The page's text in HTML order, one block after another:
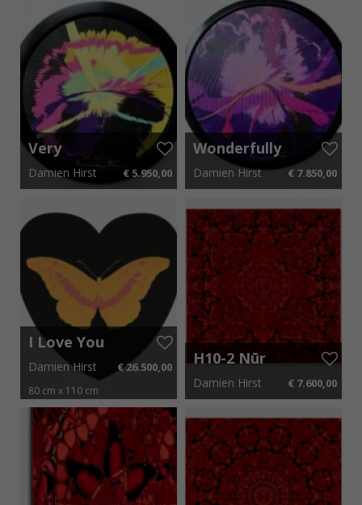
Very
Unacademic
utterly
Perfect
Supernova
Damien Hirst € 5.950,00
Wonderfully
Kindharted
Supernova
Damien Hirst € 7.850,00
I Love You
Black Cool
Gold
Loganberry
2015
Damien Hirst € 26.500,00
80 cm x 110 cm
€ 397,50 p.m.
H10-2 Nūr
Damien Hirst € 7.600,00